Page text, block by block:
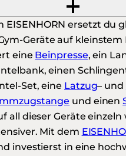
EISENHORN ersetzt du
Geräte auf kleinstem
eine Beinpresse, ein
einen
Set, eine Latzug– und
und einen
all dieser Geräte einzeln
Mit dem
investierst in eine